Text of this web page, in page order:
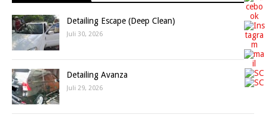
Detailing Escape (Deep Clean)
Juli 30, 2026
Detailing Avanza
Juli 29, 2026